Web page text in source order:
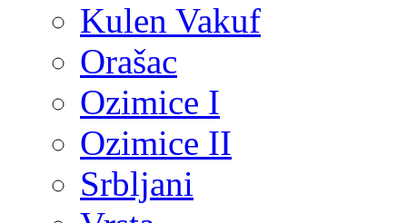
Kulen Vakuf
Orašac
Ozimice I
Ozimice II
Srbljani